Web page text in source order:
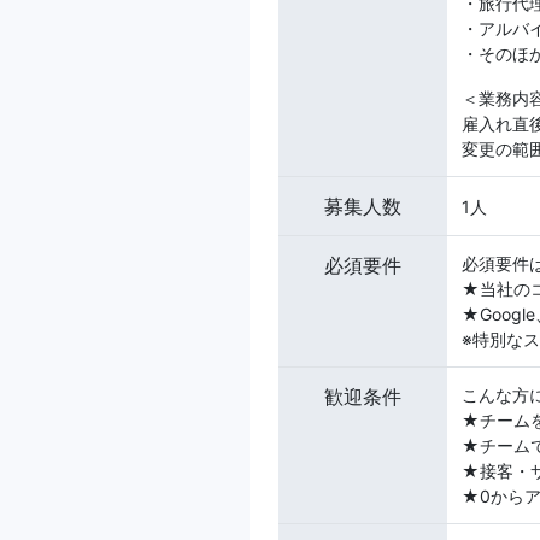
・アルバ
・その
＜業務内
雇入れ直
変更の範
募集人数 1人
必須要件
必須要件
★当社の
★Google
※特別な
歓迎条件
こんな方
★チーム
★チーム
★接客・
★0からア